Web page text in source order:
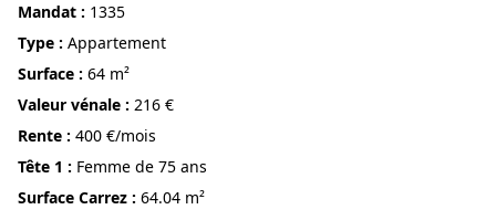
Mandat : 1335
Type : Appartement
surface : 64 m²
Valeur vénale : 216 €
Rente : 400 €/mois
Tête 1 : Femme de 75 ans
Surface Carrez : 64.04 m²